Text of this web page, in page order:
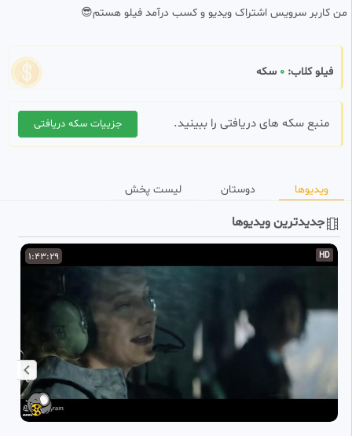
من کاربر سرویس اشتراک ویدیو و کسب درآمد فیلو هستم😎
فیلو کلاب: 0 سکه
منبع سکه های دریافتی را ببینید. جزییات سکه دریافتی
ویدیوها دوستان لیست پخش
جدیدترین ویدیوها
1:43:29 HD